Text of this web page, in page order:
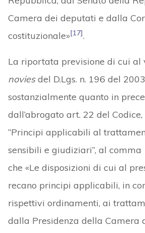
Camera dei deputati e dalla
costituzionale»[17].
La riportata previsione di cui al
noviesdel D.Lgs. n. 196 del
sostanzialmente quanto in
dall’abrogato art. 22 del
“Principi applicabili al
sensibili e giudiziari”, al comma
che «Le disposizioni di cui al
recano principi applicabili, in
rispettivi ordinamenti, ai
dalla Presidenza della Camera